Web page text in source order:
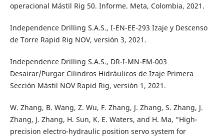
operacional Mástil Rig 50. Informe. Meta, Colombia, 2021.
Independence Drilling S.A.S., I-EN-EE-293 Izaje y Descenso
de Torre Rapid Rig NOV, versión 3, 2021.
Independence Drilling S.A.S., DR-I-MN-EM-003
Desairar/Purgar Cilindros Hidráulicos de Izaje Primera
Sección Mástil NOV Rapid Rig, versión 1, 2021.
W. Zhang, B. Wang, Z. Wu, F. Zhang, J. Zhang, S. Zhang, J.
Zhang, J. Zhang, H. Sun, K. E. Waters, and H. Ma, “High-
precision electro-hydraulic position servo system for